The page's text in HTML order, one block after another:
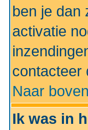
ben je dan
activatie
contacteer
Naar boven
Ik was in